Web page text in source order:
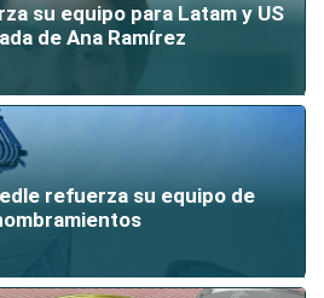
su equipo para Latam y US
de Ana Ramírez
refuerza su equipo de